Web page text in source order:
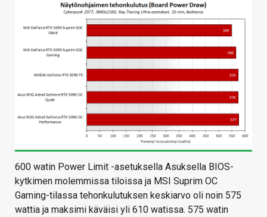
600 watin Power Limit -asetuksella Asuksella BIOS-
kytkimen molemmissa tiloissa ja MSI Suprim OC
Gaming-tilassa tehonkulutuksen keskiarvo oli noin 575
wattia ja maksimi käväisi yli 610 watissa. 575 watin